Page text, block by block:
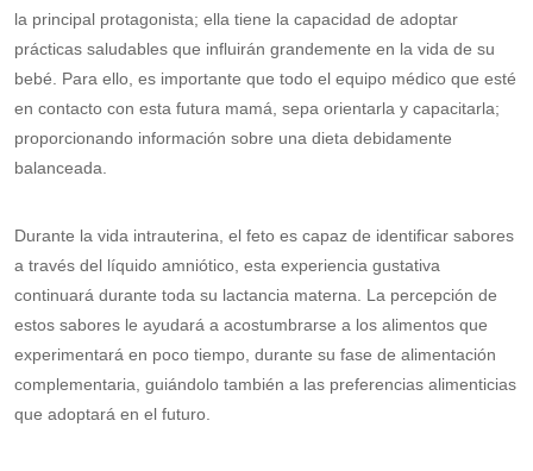
la principal protagonista; ella tiene la capacidad de adoptar
prácticas saludables que influirán grandemente en la vida de su
bebé. Para ello, es importante que todo el equipo médico que esté
en contacto con esta futura mamá, sepa orientarla y capacitarla;
proporcionando información sobre una dieta debidamente
balanceada.
Durante la vida intrauterina, el feto es capaz de identificar sabores
a través del líquido amniótico, esta experiencia gustativa
continuará durante toda su lactancia materna. La percepción de
estos sabores le ayudará a acostumbrarse a los alimentos que
experimentará en poco tiempo, durante su fase de alimentación
complementaria, guiándolo también a las preferencias alimenticias
que adoptará en el futuro.